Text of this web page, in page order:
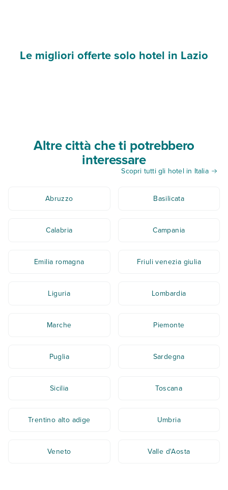
Le migliori offerte solo hotel in Lazio
Altre città che ti potrebbero
interessare
Scopri tutti gli hotel in Italia
Abruzzo Basilicata
Calabria Campania
Emilia romagna Friuli venezia giulia
Liguria Lombardia
Marche Piemonte
Puglia Sardegna
Sicilia Toscana
Trentino alto adige Umbria
Veneto Valle d'Aosta